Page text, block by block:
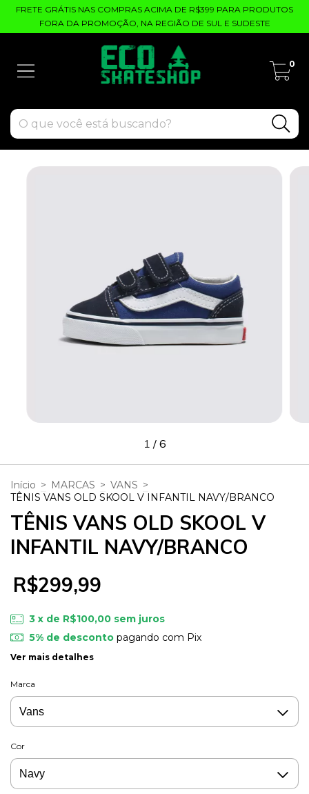
FRETE GRÁTIS NAS COMPRAS ACIMA DE R$399 PARA PRODUTOS
FORA DA PROMOÇÃO, NA REGIÃO DE SUL E SUDESTE
0
1 / 6
Início > MARCAS > VANS >
TÊNIS VANS OLD SKOOL V INFANTIL NAVY/BRANCO
TÊNIS VANS OLD SKOOL V
INFANTIL NAVY/BRANCO
R$299,99
3 x de R$100,00 sem juros
5% de descontopagando com Pix
Ver mais detalhes
Marca
Cor